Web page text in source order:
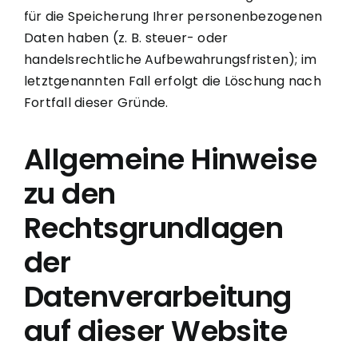
für die Speicherung Ihrer personenbezogenen
Daten haben (z. B. steuer- oder
handelsrechtliche Aufbewahrungsfristen); im
letztgenannten Fall erfolgt die Löschung nach
Fortfall dieser Gründe.
Allgemeine Hinweise
zu den
Rechtsgrundlagen
der
Datenverarbeitung
auf dieser Website